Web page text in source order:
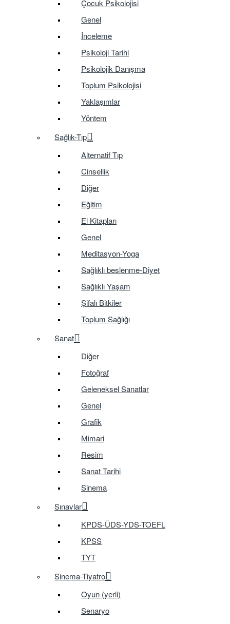
Çocuk Psikolojisi
Genel
İnceleme
Psikoloji Tarihi
Psikolojik Danışma
Toplum Psikolojisi
Yaklaşımlar
Yöntem
Sağlık-Tıp
Alternatif Tıp
Cinsellik
Diğer
Eğitim
El Kitapları
Genel
Meditasyon-Yoga
Sağlıklı beslenme-Diyet
Sağlıklı Yaşam
Şifalı Bitkiler
Toplum Sağlığı
Sanat
Diğer
Fotoğraf
Geleneksel Sanatlar
Genel
Grafik
Mimari
Resim
Sanat Tarihi
Sinema
Sınavlar
KPDS-ÜDS-YDS-TOEFL
KPSS
TYT
Sinema-Tiyatro
Oyun (yerli)
Senaryo